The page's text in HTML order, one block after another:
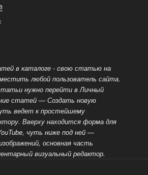
в каталоге - cвою статью на
любой пользователь сайта.
нужно перейти в Личный
статей — Создать новую
ведет к простейшему
Вверху находится форма для
чуть ниже под ней —
основная часть
визуальный редактор.